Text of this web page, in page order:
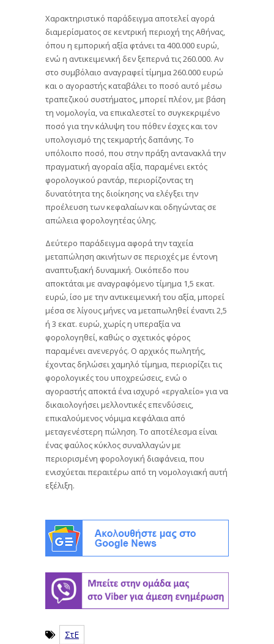
Χαρακτηριστικό παράδειγμα αποτελεί αγορά
διαμερίσματος σε κεντρική περιοχή της Αθήνας,
όπου η εμπορική αξία φτάνει τα 400.000 ευρώ,
ενώ η αντικειμενική δεν ξεπερνά τις 260.000. Αν
στο συμβόλαιο αναγραφεί τίμημα 260.000 ευρώ
και ο αγοραστής καταβάλει το ποσό αυτό μέσω
τραπεζικού συστήματος, μπορεί πλέον, με βάση
τη νομολογία, να επικαλεστεί το συγκεκριμένο
ποσό για την κάλυψη του πόθεν έσχες και τον
υπολογισμό της τεκμαρτής δαπάνης. Το
υπόλοιπο ποσό, που στην πράξη αντανακλά την
πραγματική αγοραία αξία, παραμένει εκτός
φορολογικού ραντάρ, περιορίζοντας τη
δυνατότητα της διοίκησης να ελέγξει την
προέλευση των κεφαλαίων και οδηγώντας σε
απώλεια φορολογητέας ύλης.
Δεύτερο παράδειγμα αφορά την ταχεία
μεταπώληση ακινήτων σε περιοχές με έντονη
αναπτυξιακή δυναμική. Οικόπεδο που
αποκτάται με αναγραφόμενο τίμημα 1,5 εκατ.
ευρώ, ίσο με την αντικειμενική του αξία, μπορεί
μέσα σε λίγους μήνες να μεταπωληθεί έναντι 2,5
ή 3 εκατ. ευρώ, χωρίς η υπεραξία να
φορολογηθεί, καθώς ο σχετικός φόρος
παραμένει ανενεργός. Ο αρχικός πωλητής,
έχοντας δηλώσει χαμηλό τίμημα, περιορίζει τις
φορολογικές του υποχρεώσεις, ενώ ο
αγοραστής αποκτά ένα ισχυρό «εργαλείο» για να
δικαιολογήσει μελλοντικές επενδύσεις,
επικαλούμενος νόμιμα κεφάλαια από
μεταγενέστερη πώληση. Το αποτέλεσμα είναι
ένας φαύλος κύκλος συναλλαγών με
περιορισμένη φορολογική διαφάνεια, που
ενισχύεται περαιτέρω από τη νομολογιακή αυτή
εξέλιξη.
ΣτΕ